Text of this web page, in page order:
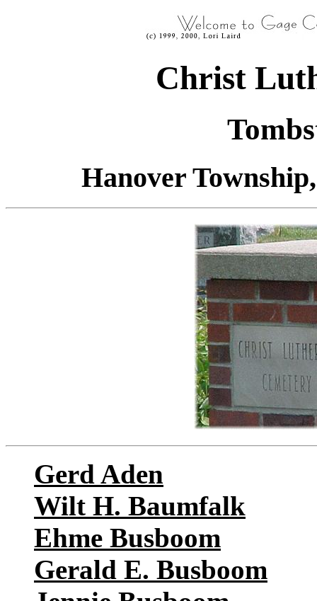
Christ
Hanover
Gerd Aden
Wilt H. Baumfalk
Ehme Busboom
Gerald E. Busboom